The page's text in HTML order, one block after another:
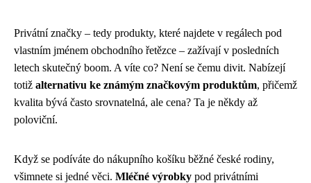
Privátní značky – tedy produkty, které najdete v regálech pod
vlastním jménem obchodního řetězce – zažívají v posledních
letech skutečný boom. A víte co? Není se čemu divit. Nabízejí
totiž alternativu ke známým značkovým produktům, přičemž
kvalita bývá často srovnatelná, ale cena? Ta je někdy až
poloviční.
Když se podíváte do nákupního košíku běžné české rodiny,
všimnete si jedné věci. Mléčné výrobky pod privátními